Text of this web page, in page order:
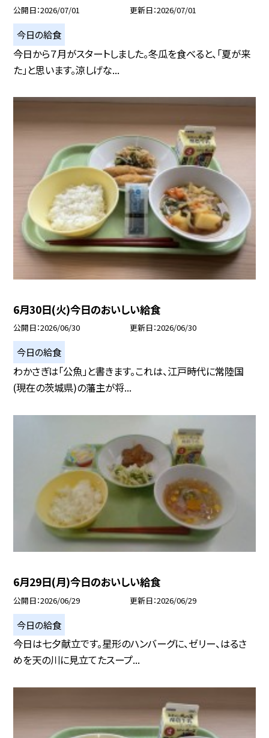
公開日 2026/07/01 更新日 2026/07/01
今日の給食
今日から７月がスタートしました。冬瓜を食べると、「夏が来
た」と思います。涼しげな...
6月30日(火)今日のおいしい給食
公開日 2026/06/30 更新日 2026/06/30
今日の給食
わかさぎは「公魚」と書きます。これは、江戸時代に常陸国
(現在の茨城県)の藩主が将...
6月29日(月)今日のおいしい給食
公開日 2026/06/29 更新日 2026/06/29
今日の給食
今日は七夕献立です。星形のハンバーグに、ゼリー、はるさ
めを天の川に見立てたスープ...